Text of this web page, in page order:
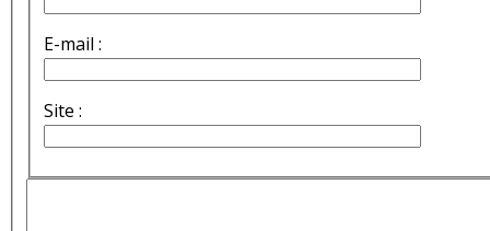
E-mail :
Site :